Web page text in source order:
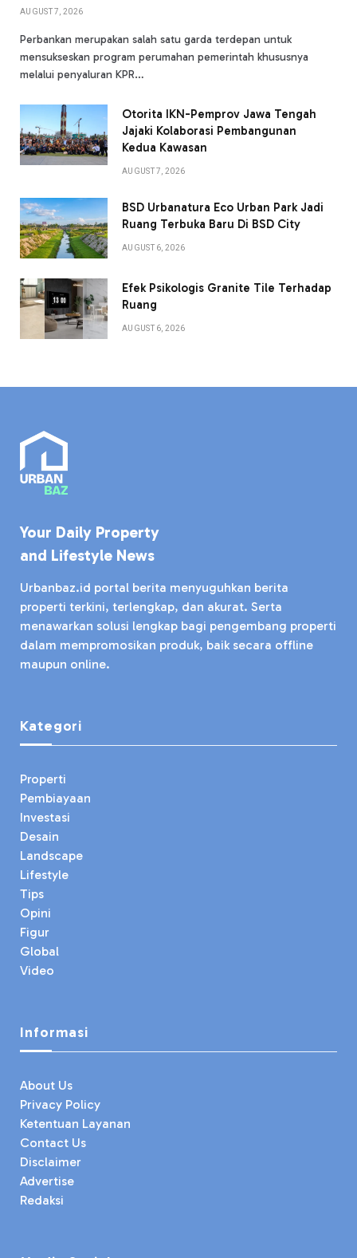
AUGUST 7, 2026
Perbankan merupakan salah satu garda terdepan untuk
mensukseskan program perumahan pemerintah khususnya
melalui penyaluran KPR…
Otorita IKN-Pemprov Jawa Tengah
Jajaki Kolaborasi Pembangunan
Kedua Kawasan
AUGUST 7, 2026
BSD Urbanatura Eco Urban Park Jadi
Ruang Terbuka Baru Di BSD City
AUGUST 6, 2026
Efek Psikologis Granite Tile Terhadap
Ruang
AUGUST 6, 2026
Your Daily Property
and Lifestyle News
Urbanbaz.id portal berita menyuguhkan berita
properti terkini, terlengkap, dan akurat. Serta
menawarkan solusi lengkap bagi pengembang properti
dalam mempromosikan produk, baik secara offline
maupun online.
Kategori
Properti
Pembiayaan
Investasi
Desain
Landscape
Lifestyle
Tips
Opini
Figur
Global
Video
Informasi
About Us
Privacy Policy
Ketentuan Layanan
Contact Us
Disclaimer
Advertise
Redaksi